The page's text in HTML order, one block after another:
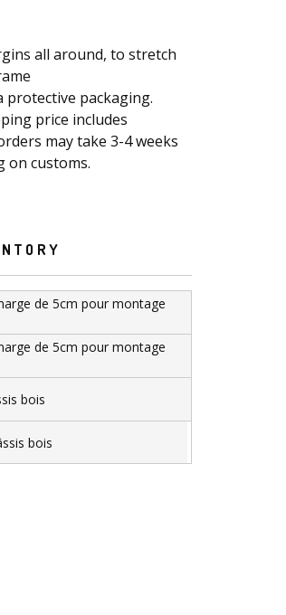
all around, to stretch
protective packaging.
price includes
may take 3-4 weeks
on customs.
de 5cm pour montage
de 5cm pour montage
bois
bois